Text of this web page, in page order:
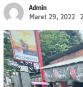
Admin
Maret 29, 2022